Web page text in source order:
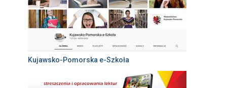
Kujawsko-Pomorska e-Szkoła